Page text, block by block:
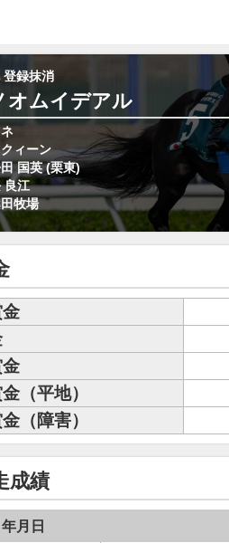
登録抹消
オムイデアル
ィーン
国英 (栗東)
良江
牧場
（平地）
（障害）
成績
年月日